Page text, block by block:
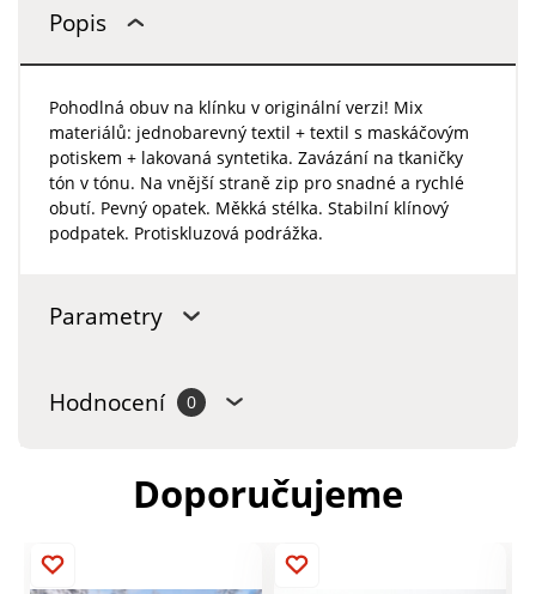
Popis
Pohodlná obuv na klínku v originální verzi! Mix
materiálů: jednobarevný textil + textil s maskáčovým
potiskem + lakovaná syntetika. Zavázání na tkaničky
tón v tónu. Na vnější straně zip pro snadné a rychlé
obutí. Pevný opatek. Měkká stélka. Stabilní klínový
podpatek. Protiskluzová podrážka.
Parametry
Hodnocení 0
Doporučujeme